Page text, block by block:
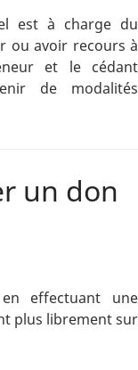
est à charge du
ou avoir recours à
et le cédant
de modalités
un don
effectuant une
plus librement sur